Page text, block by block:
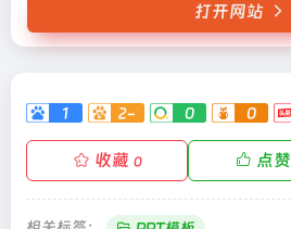
打开网站
1 2- 0 0
收藏 0 点赞